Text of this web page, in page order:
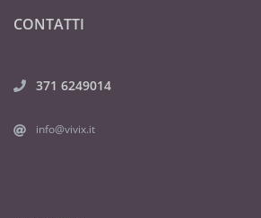
CONTATTI
371 6249014
info@vivix.it